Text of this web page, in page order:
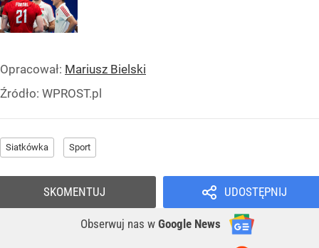
Opracował: Mariusz Bielski
Źródło: WPROST.pl
Siatkówka Sport
UDOSTĘPNIJ
Obserwuj nas w Google News
SKOMENTUJ